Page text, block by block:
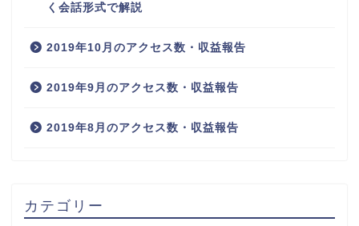
く会話形式で解説
2019年10月のアクセス数・収益報告
2019年9月のアクセス数・収益報告
2019年8月のアクセス数・収益報告
カテゴリー